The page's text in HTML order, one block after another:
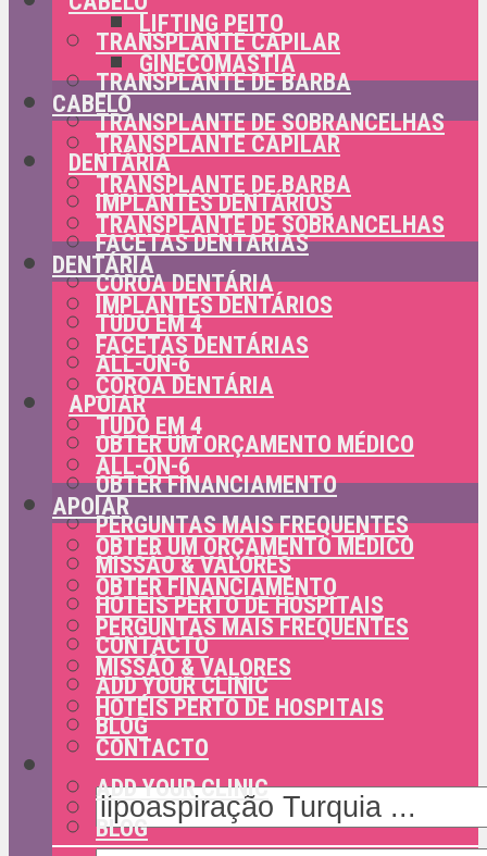
TRANSPLANTE CAPILAR
TRANSPLANTE DE BARBA
TRANSPLANTE DE SOBRANCELHAS
DENTÁRIA
IMPLANTES DENTÁRIOS
FACETAS DENTÁRIAS
COROA DENTÁRIA
TUDO EM 4
ALL-ON-6
APOIAR
OBTER UM ORÇAMENTO MÉDICO
OBTER FINANCIAMENTO
PERGUNTAS MAIS FREQUENTES
MISSÃO & VALORES
HOTÉIS PERTO DE HOSPITAIS
CONTACTO
ADD YOUR CLINIC
BLOG
LIFTING PEITO
GINECOMASTIA
CABELO
TRANSPLANTE CAPILAR
TRANSPLANTE DE BARBA
TRANSPLANTE DE SOBRANCELHAS
DENTÁRIA
IMPLANTES DENTÁRIOS
FACETAS DENTÁRIAS
COROA DENTÁRIA
TUDO EM 4
ALL-ON-6
APOIAR
OBTER UM ORÇAMENTO MÉDICO
OBTER FINANCIAMENTO
PERGUNTAS MAIS FREQUENTES
MISSÃO & VALORES
HOTÉIS PERTO DE HOSPITAIS
CONTACTO
ADD YOUR CLINIC
BLOG